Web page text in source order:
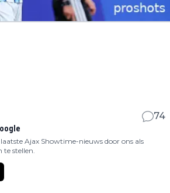
74
Ajax Showtime-nieuws door ons als
stellen.